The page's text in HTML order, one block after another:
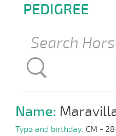
PEDIGREE
Name:
Type and birthday: CM -